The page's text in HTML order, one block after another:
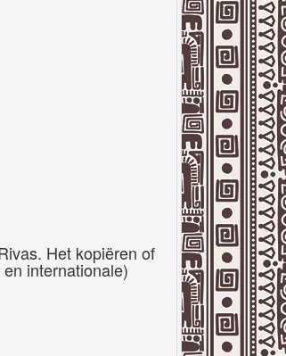
Het kopiëren of
internationale)